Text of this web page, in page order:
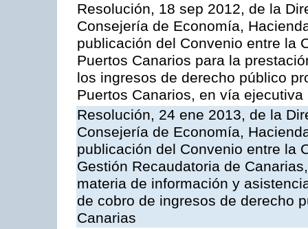
Resolución, 18 sep 2012, de la
Consejería de Economía,
publicación del Convenio entre la
Puertos Canarios para la
los ingresos de derecho público
Puertos Canarios, en vía ejecutiva
Resolución, 24 ene 2013, de la
Consejería de Economía,
publicación del Convenio entre la
Gestión Recaudatoria de
materia de información y
de cobro de ingresos de derecho
Canarias